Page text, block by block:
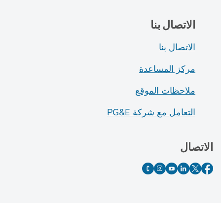
الاتصال بنا
الاتصال بنا
مركز المساعدة
ملاحظات الموقع
التعامل مع شركة PG&E
الاتصال